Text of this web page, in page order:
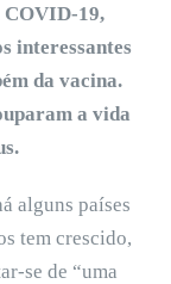
COVID-19,
interessantes
da vacina.
a vida
alguns países
tem crescido,
se de “uma